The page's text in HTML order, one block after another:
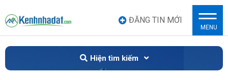
ĐĂNG TIN MỚI
MENU
Hiện tìm kiếm